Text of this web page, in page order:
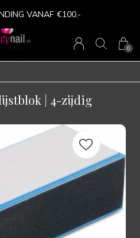
0
VANAF €100,-
| 4-zijdig